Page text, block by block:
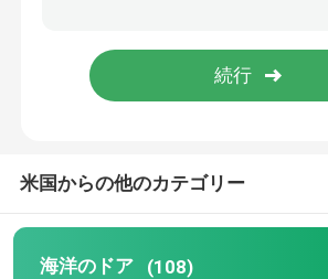
機械類部品を処理する金属
海洋の搭乗梯子
米国からの他のカテゴリー
海洋のドア (108)